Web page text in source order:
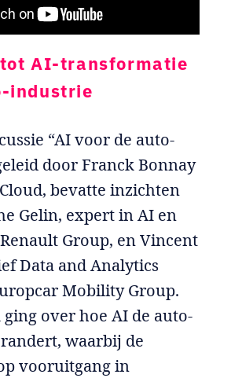
AI-transformatie
industrie
“AI voor de auto-
door Franck Bonnay
bevatte inzichten
Gelin, expert in AI en
Group, en Vincent
Data and Analytics
Mobility Group.
over hoe AI de auto-
waarbij de
vooruitgang in